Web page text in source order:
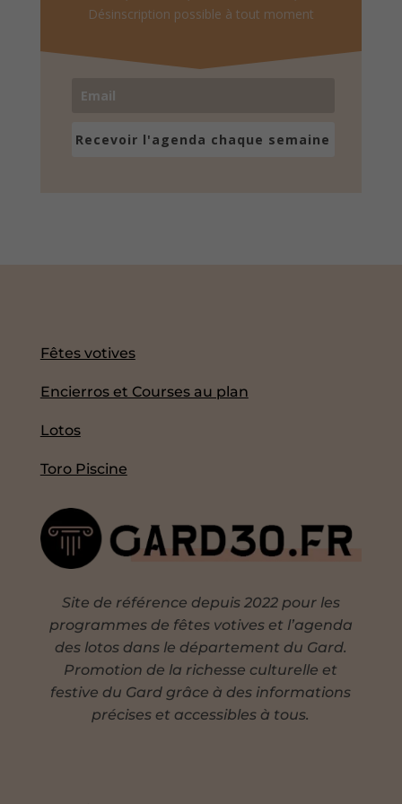
Désinscription possible à tout moment
Recevoir l'agenda chaque semaine
Fêtes votives
Encierros et Courses au plan
Lotos
Toro Piscine
Site de référence depuis 2022 pour les
programmes de fêtes votives et l’agenda
des lotos dans le département du Gard.
Promotion de la richesse culturelle et
festive du Gard grâce à des informations
précises et accessibles à tous.